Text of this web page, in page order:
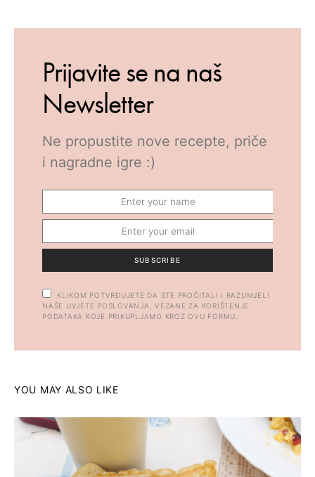
Prijavite se na naš
Newsletter
Ne propustite nove recepte, priče
i nagradne igre :)
SUBSCRIBE
KLIKOM POTVRĐUJETE DA STE PROČITALI I RAZUMJELI
NAŠE UVJETE POSLOVANJA, VEZANE ZA KORIŠTENJE
PODATAKA KOJE PRIKUPLJAMO KROZ OVU FORMU.
YOU MAY ALSO LIKE